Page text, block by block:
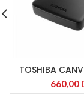
TOSHIBA
660,00